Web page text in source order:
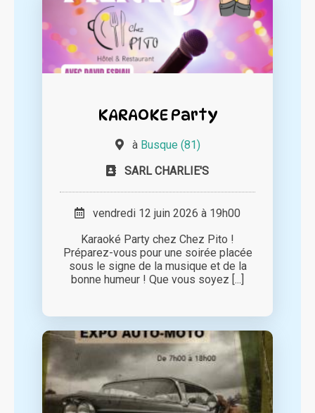
KARAOKE Party
à Busque (81)
SARL CHARLIE'S
vendredi 12 juin 2026 à 19h00
Karaoké Party chez Chez Pito !
Préparez-vous pour une soirée placée
sous le signe de la musique et de la
bonne humeur ! Que vous soyez [...]